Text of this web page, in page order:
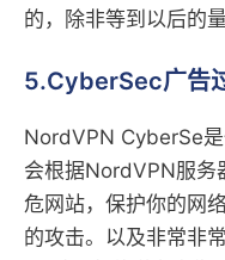
的，除非等到以后的
5.Cyber​​Sec广告
NordVPN Cyber​​Se
会根据NordVPN服务
危网站，保护你的网
的攻击。以及非常非